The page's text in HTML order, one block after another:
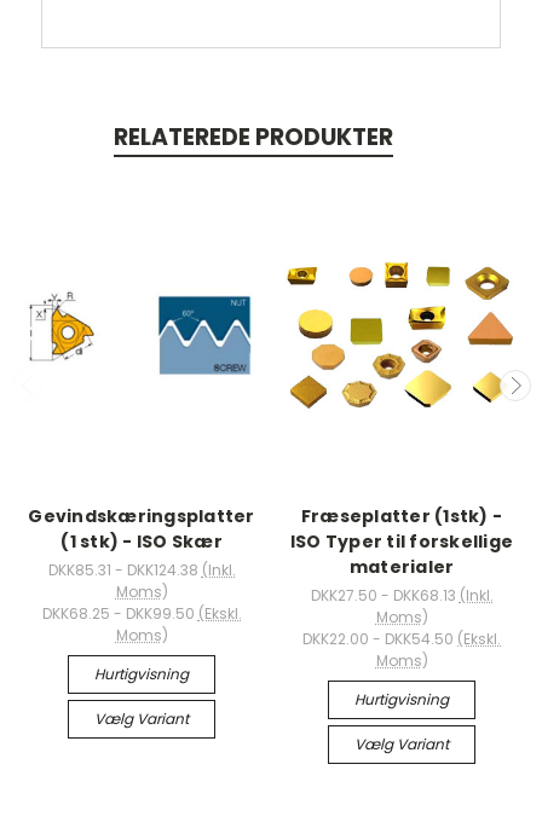
RELATEREDE PRODUKTER
Gevindskæringsplatter
(1 stk) - ISO Skær
DKK85.31 - DKK124.38 (Inkl.
Moms)
DKK68.25 - DKK99.50 (Ekskl.
Moms)
Hurtigvisning
Vælg Variant
Fræseplatter (1stk) -
ISO Typer til forskellige
materialer
DKK27.50 - DKK68.13 (Inkl.
Moms)
DKK22.00 - DKK54.50 (Ekskl.
Moms)
Hurtigvisning
Vælg Variant